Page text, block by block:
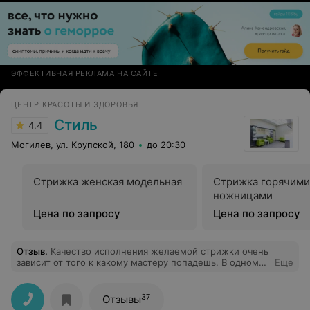
ЭФФЕКТИВНАЯ РЕКЛАМА НА САЙТЕ
ЦЕНТР КРАСОТЫ И ЗДОРОВЬЯ
4.4 Стиль
Могилев, ул. Крупской, 180 до 20:30
Стрижка женская модельная
Цена по запросу
Стрижка горячими
ножницами
Цена по запросу
Отзыв. Качество исполнения желаемой стрижки очень
зависит от того к какому мастеру попадешь. В одном
предложит и обсудит варианты, аккуратно обращаясь с
вашими волосами и выполняя весь спектр услуг,
включая необходимые средства для мытья, после
Еще
Отзывы37